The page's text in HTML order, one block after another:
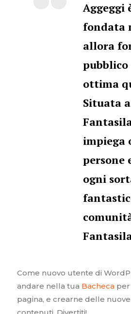
Aggeggi
fondata
allora
pubblico
ottima
Situata a
impiega
persone
ogni
Come nuovo utente di
andare nella tua Bacheca
pagina, e crearne delle